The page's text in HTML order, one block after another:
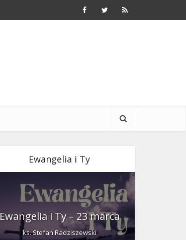
Ewangelia i Ty
Ewangelia i Ty – 23 marca
ks. Stefan Radziszewski